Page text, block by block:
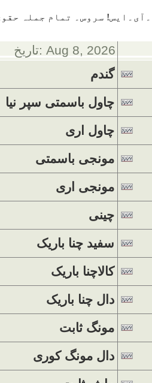
تاریخ: Aug 8, 2026
گندم
چاول باسمتی سپر نیا
چاول اری
مونجی باسمتی
مونجی اری
چینی
سفید چنا باریک
کالاچنا باریک
دال چنا باریک
مونگ ثابت
دال مونگ کوری